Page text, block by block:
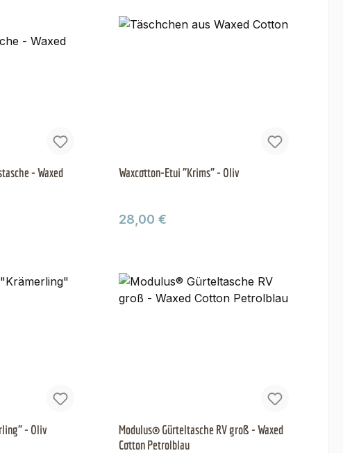
- Waxed
Waxcotton-Etui "Krims" - Oliv
Regulärer Preis:
28,00 €
- Oliv
Modulus® Gürteltasche RV groß - Waxed
Cotton Petrolblau